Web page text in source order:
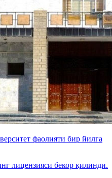
фаолияти бир йилга
лицензияси бекор қилинди.